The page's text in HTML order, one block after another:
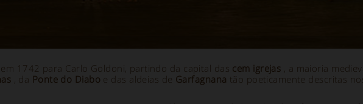
1742 para Carlo Goldoni, partindo da capital das cem igrejas , a maioria
, da Ponte do Diabo e das aldeias de Garfagnana tão poeticamente descritas